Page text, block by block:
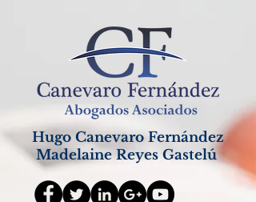
Hugo Canevaro Fernández
Madelaine Reyes Gastelú